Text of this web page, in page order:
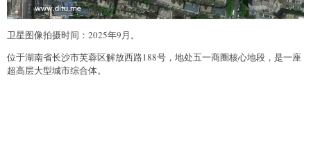
卫星图像拍摄时间：2025年9月。
位于湖南省长沙市芙蓉区解放西路188号，地处五一商圈核心地段，是一座
超高层大型城市综合体。